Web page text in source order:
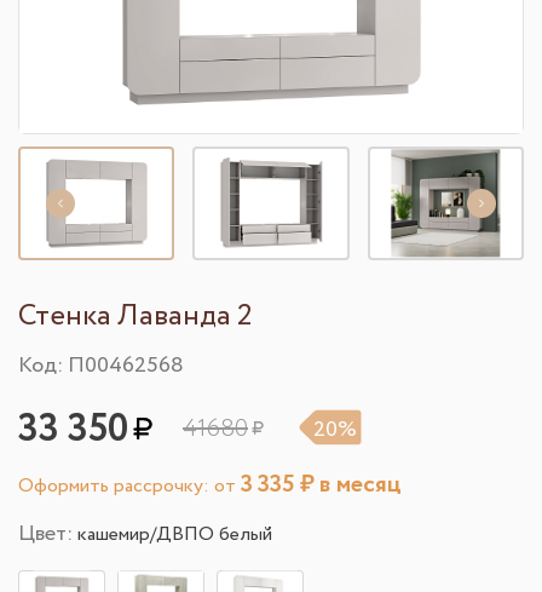
Стенка Лаванда 2
Код: П00462568
33 350 41680 20%
Оформить рассрочку: от 3 335₽ в месяц
Цвет: кашемир/ДВПО белый